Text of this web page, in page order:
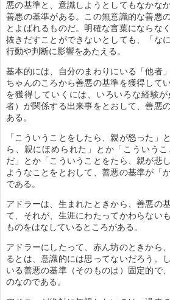
悪の基準と、意識しようとしてもなかな
善悪の基準がある。この無意識的な善悪
とよばれるものだ。明確な言葉にならな
抜きだすことができないとしても、「な
行動や判断に影響をあたえる。
基本的には、自分のまわりにいる「他者
ちゃんのころから善悪の基準を獲得して
を獲得していくには、いろいろな経験
者）が関係する出来事をとおして、善悪
ある。
「こういうことをしたら、親が怒った」
ら、親にほめられた」とか「こういう
だ」とか「こういうことをたら、親が悲
ようなことをとおして、善悪の基準が「
である。
アドラーは、生まれたときから、善悪の
て、それが、生涯にわたってかわらない
ものをはなしているところがある。
アドラーにしたって、赤ん坊のときから
るとは、意識的には思ってないだろう。
いる善悪の基準（そのものは）固定的で
のなのである。